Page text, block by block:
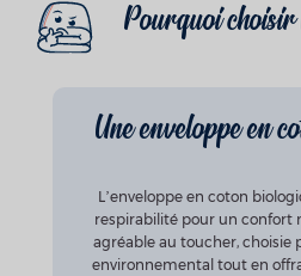
Pourquoi choisir
Une enveloppe en
L’enveloppe en coton
respirabilité pour un confort
agréable au toucher, choisie
environnemental tout en